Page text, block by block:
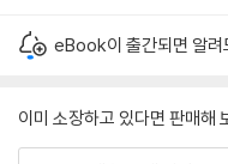
eBook이 출간되면 알려
이미 소장하고 있다면 판매해